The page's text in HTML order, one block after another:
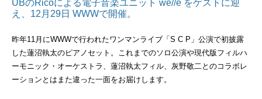
UBのRicoによる電子音楽ユニット we//e をゲストに迎
え、12月29日 WWWで開催。
昨年11月にWWWで行われたワンマンライブ「S C P」公演で初披露
した蓮沼執太のピアノセット。これまでのソロ公演や現代版フィルハ
ーモニック・オーケストラ、蓮沼執太フィル、灰野敬二とのコラボレ
ーションとはまた違った一面をお届けします。